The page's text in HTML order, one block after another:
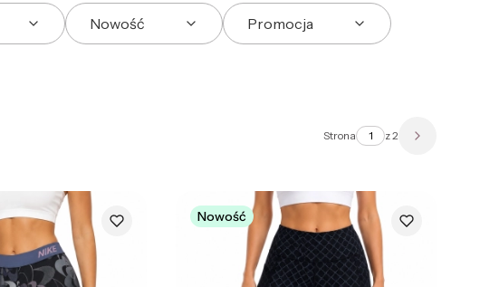
Nowość Promocja
Strona z 2 Następne
Nowość